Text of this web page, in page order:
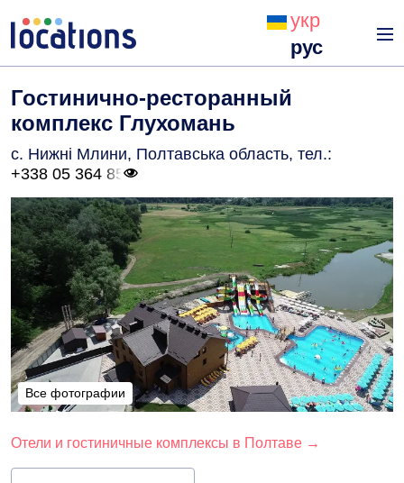
укр
рус
Гостинично-ресторанный
комплекс Глухомань
с. Нижні Млини, Полтавська область, тел.:
+338 05 364 85
Все фотографии
Все фотографии
Отели и гостиничные комплексы в Полтаве →